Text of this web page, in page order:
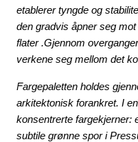
etablerer tyngde og
den gradvis åpner seg
flater .Gjennom
verkene seg mellom det
Fargepaletten holdes
arkitektonisk forankret. I
konsentrerte fargekjerner:
subtile grønne spor i